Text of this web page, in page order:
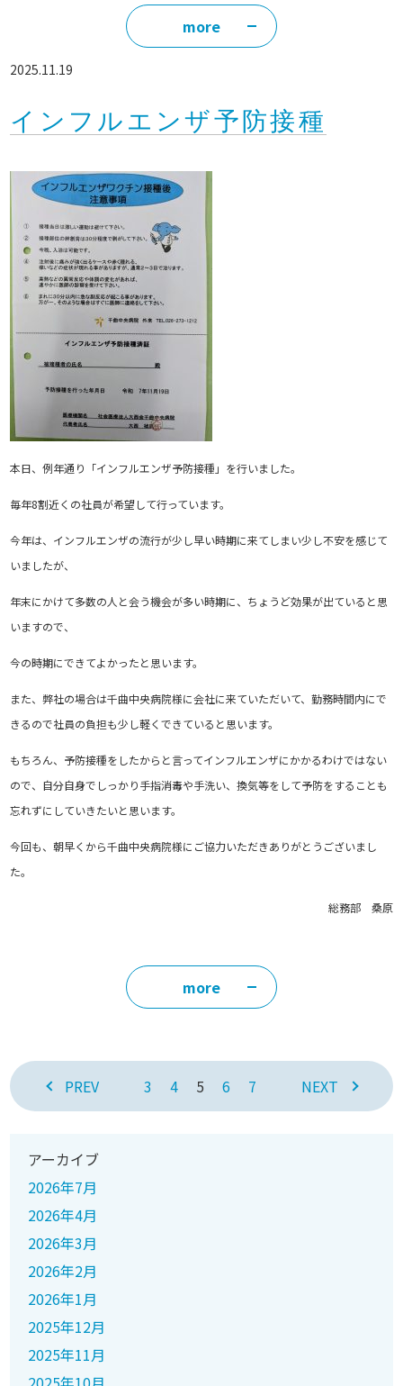
more
2025.11.19
インフルエンザ予防接種
本日、例年通り「インフルエンザ予防接種」を行いました。
毎年8割近くの社員が希望して行っています。
今年は、インフルエンザの流行が少し早い時期に来てしまい少し不安を感じて
いましたが、
年末にかけて多数の人と会う機会が多い時期に、ちょうど効果が出ていると思
いますので、
今の時期にできてよかったと思います。
また、弊社の場合は千曲中央病院様に会社に来ていただいて、勤務時間内にで
きるので社員の負担も少し軽くできていると思います。
もちろん、予防接種をしたからと言ってインフルエンザにかかるわけではない
ので、自分自身でしっかり手指消毒や手洗い、換気等をして予防をすることも
忘れずにしていきたいと思います。
今回も、朝早くから千曲中央病院様にご協力いただきありがとうございまし
た。
総務部 桑原
more
PREV 3 4 5 6 7 NEXT
アーカイブ
2026年7月
2026年4月
2026年3月
2026年2月
2026年1月
2025年12月
2025年11月